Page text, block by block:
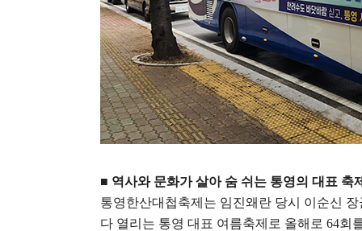
■ 역사와 문화가 살아 숨 쉬는 통영의 대표 축
통영한산대첩축제는 임진왜란 당시 이순신
다 열리는 통영 대표 여름축제로 올해로 64회